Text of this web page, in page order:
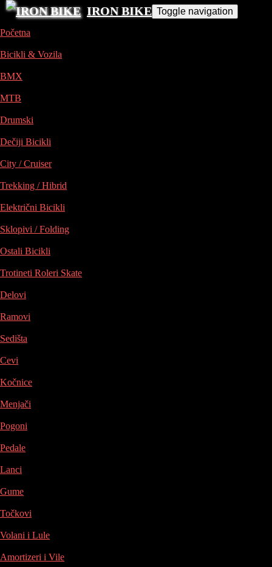
IRON BIKE Toggle navigation
Početna
Bicikli & Vozila
BMX
MTB
Drumski
Dečiji Bicikli
City / Cruiser
Trekking / Hibrid
Električni Bicikli
Sklopivi / Folding
Ostali Bicikli
Trotineti Roleri Skate
Delovi
Ramovi
Sedišta
Cevi
Kočnice
Menjači
Pogoni
Pedale
Lanci
Gume
Točkovi
Volani i Lule
Amortizeri i Vile